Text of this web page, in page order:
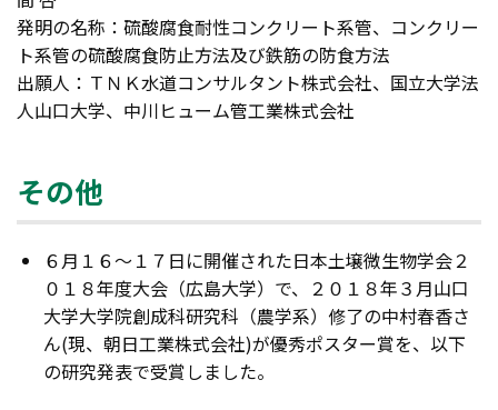
発明の名称：硫酸腐食耐性コンクリート系管、コンクリー
ト系管の硫酸腐食防止方法及び鉄筋の防食方法
出願人：ＴＮＫ水道コンサルタント株式会社、国立大学法
人山口大学、中川ヒューム管工業株式会社
その他
６月１６～１７日に開催された日本土壌微生物学会２
０１８年度大会（広島大学）で、２０１８年３月山口
大学大学院創成科研究科（農学系）修了の中村春香さ
ん(現、朝日工業株式会社)が優秀ポスター賞を、以下
の研究発表で受賞しました。